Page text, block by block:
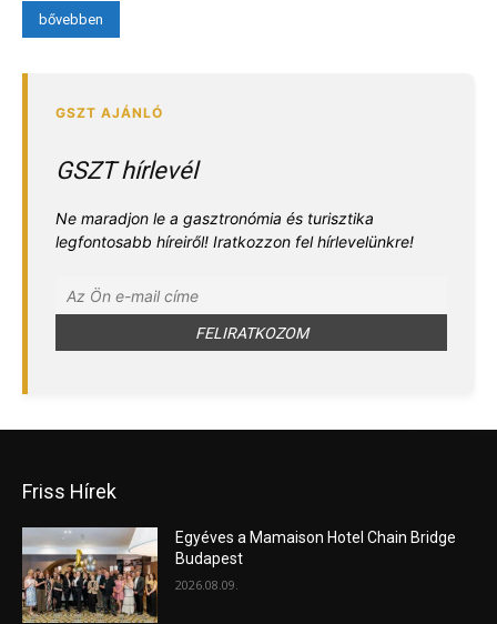
bővebben
GSZT hírlevél
Ne maradjon le a gasztronómia és turisztika
legfontosabb híreiről! Iratkozzon fel hírlevelünkre!
Friss Hírek
Egyéves a Mamaison Hotel Chain Bridge
Budapest
2026.08.09.